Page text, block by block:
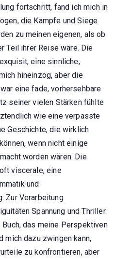
fortschritt, fand ich mich in
die Kämpfe und Siege
zu meinen eigenen, als ob
Teil ihrer Reise wäre. Die
eine sinnliche,
hineinzog, aber die
eine fade, vorhersehbare
seiner vielen Stärken fühlte
wie eine verpasste
Geschichte, die wirklich
wenn nicht einige
worden wären. Die
viscerale, eine
und
Zur Verarbeitung
Spannung und Thriller.
das meine Perspektiven
mich dazu zwingen kann,
zu konfrontieren, aber